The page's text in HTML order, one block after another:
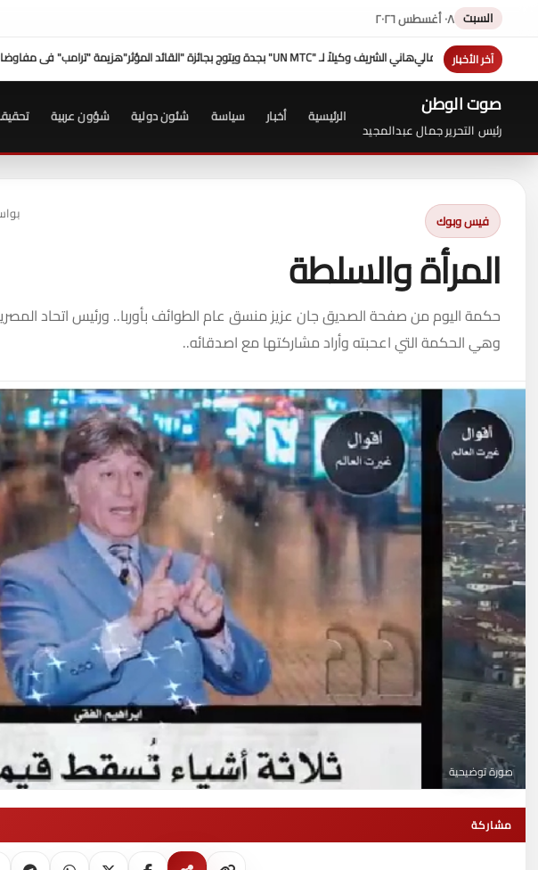
السبت ٠٨ أغسطس ٢٠٢٦
آخر الأخبار
صلاح عامر: نعمل على ترسيخ مكانةهزيمة "ترامب" فى مفاوضات إيران عبدالحليم قنديل
صوت الوطن
رئيس التحرير جمال عبدالمجيد
الرئيسية أخبار سياسة شئون دولية شؤون عربية
فيس وبوك
المرأة والسلطة
حكمة اليوم من صفحة الصديق جان عزيز منسق عام الطوائف بأوربا.. ورئيس اتحاد
وهي الحكمة التي اعحبته وأراد مشاركتها مع اصدقائه..
صورة توضيحية
مشاركة